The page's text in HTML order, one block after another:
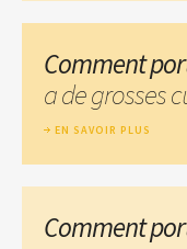
Comment
a de grosses
EN SAVOIR PLUS
Comment